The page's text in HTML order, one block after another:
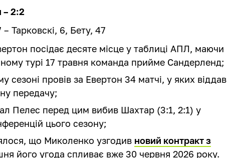
– 2:2
Тарковскі, 6, Бету, 47
посідає десяте місце у таблиці АПЛ, маючи
турі 17 травня команда прийме Сандерленд;
сезоні провів за Евертон 34 матчі, у яких віддав
передачу;
Пелес перед цим вибив Шахтар (3:1, 2:1) у
цього сезону;
що Миколенко узгодив новий контракт з
його угода спливає вже 30 червня 2026 року.